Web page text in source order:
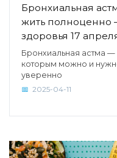
Бронхиальная
жить полноценно
здоровья 17
Бронхиальная астма —
которым можно и
уверенно
2025-04-11